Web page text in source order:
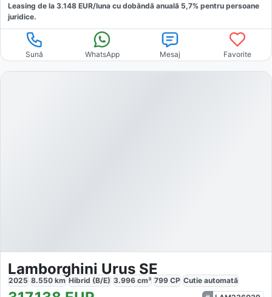
Leasing de la 3.148 EUR/luna cu dobăndă anuală 5,7% pentru persoane
juridice.
Sună WhatsApp Mesaj Favorite
Lamborghini Urus SE
2025 8.550 km Hibrid (B/E) 3.996 cm³ 799 CP Cutie automată